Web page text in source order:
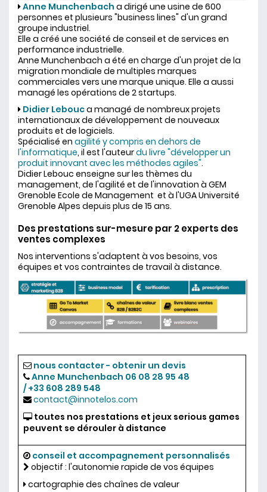
Anne Munchenbach a dirigé une usine de 600
personnes et plusieurs "business lines" d'un grand
groupe industriel.
Elle a créé une société de conseil et de services en
performance industrielle.
Anne Munchenbach a été en charge d'un projet de la
migration mondiale de multiples marques
commerciales vers une marque unique. Elle a aussi
managé les opérations de 2 startups.
Didier Lebouca managé de nombreux projets
internationaux de développement de nouveaux
produits et de logiciels.
Spécialisé en agilité y compris en dehors de
l'informatique, il est l'auteurdu livre "développer un
produit innovant avec les méthodes agiles".
Didier Lebouc enseigne sur les thèmes du
management, de l'agilité et de l'innovation à GEM
Grenoble Ecole de Management et à l'UGA Université
Grenoble Alpes depuis plus de 15 ans.
Des prestations sur-mesure par 2 experts des
ventes complexes
Nos interventions s'adaptent à vos besoins, vos
équipes et vos contraintes de travail à distance.
nous contacter - obtenir un devis
Anne Munchenbach 06 08 28 95 48
/ +33 608 289 548
contact@innotelos.com
toutes nos prestations et jeux serious games
peuvent se dérouler à distance
conseil et accompagnement personnalisés
objectif : l'autonomie rapide de vos équipes
cartographie des chaînes de valeur